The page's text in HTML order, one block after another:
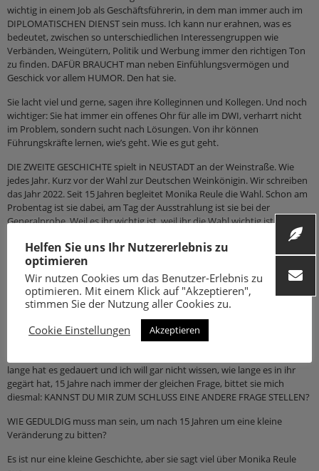
wichtig in einem Job als Geschäftsführerin, in dem man immer auch im
DIPLOMATISCHEN DIENST sein muss. Ich kann nur erahnen, was es
bedeutet, zwischen so unterschiedlichen Interessengruppen wie
Verbänden, Weingütern, Politik und Werbung immer den richtigen Ton
zu finden. DAFÜR BRAUCHT man neben Einfühlungsvermögen und
Geschick vor allem HUMOR. Den hat sie.
Sie lacht viel und gerne, sagen ihre Kolleginnen und Kollegen. Und noch
wichtiger: Sie hat immer ein offenes Ohr für alle im DWI, verharrt nicht
im Problem, sondern sucht nach Lösungen. Von ihr können
Führungskräfte lernen, wie’s geht. Wie es gut geht.
DIE ZWEITE GESCHICHTE spielt in NEUSTADT an der Weinstraße. Wie
jedes Jahr. Kurz vor der Wahl zur Deutschen Weinkönigin. Wir schreiben
das Jahr 2022. Seit 15 Jahren begleitet Monika Reule die Wahl. Schon am
Probentag ist sie dabei, am Tag der Ausstrahlung ist sie bei der
Generalprobe. Weil es ihr wichtig ist, weil ihr die Wahl wichtig ist, weil sie
professionell ist und weil sie gut vorbereitet sein will. Denn ihr kommt
die entscheidende Rolle zu. Sie wird verkünden, wer unter die Top-3
kommt und sie wird am Ende verkünden, wer die NEUE DEUTSCHE
WEINKÖNIGIN ist. Ein festes Ritual. Ich liebe diesen Moment und habe
wie alle Zuschauer keine Ahnung, welcher Name im goldenen Umschlag
steckt. Aber vor der Verkündung frage ich Monika Reule jedes Mal: „Wie
antwortet sie: “Es war unglaublich schwer und es war so ein enges Feld
mit nur wunderbaren Finalistinnen. So ist es immer. Bis 2022. Diesmal –
lange hat es gedauert und ich will gar nicht wissen, wie lange es in ihr
gegärt hat, 15 Jahre nach immer der gleichen Frage, bittet sie mich
diesmal: KANNST DU MIR ZUM SCHLUSS EINE ANDERE FRAGE STELLEN?
WIE GEDULDIG muss man sein, um nach 15 Jahren um eine kleine
Veränderung zu bitten?
Es ist nur eine kleine Geschichte, aber sie sagt viel über Monika Reule
Helfen Sie uns Ihr Nutzererlebnis zu
optimieren
Wir nutzen Cookies um das Benutzer-Erlebnis zu
optimieren. Mit einem Klick auf "Akzeptieren",
stimmen Sie der Nutzung aller Cookies zu.
Cookie Einstellungen
Akzeptieren